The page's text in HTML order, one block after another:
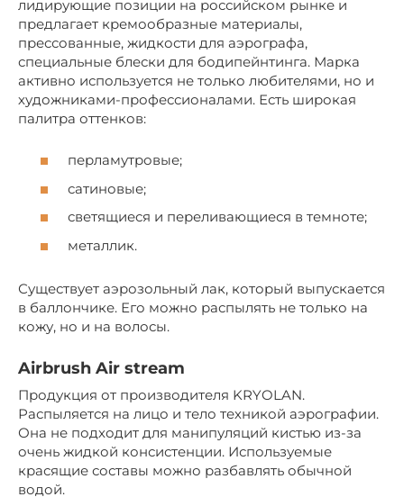
лидирующие позиции на российском рынке и
предлагает кремообразные материалы,
прессованные, жидкости для аэрографа,
специальные блески для бодипейнтинга. Марка
активно используется не только любителями, но и
художниками-профессионалами. Есть широкая
палитра оттенков:
перламутровые;
сатиновые;
светящиеся и переливающиеся в темноте;
металлик.
Существует аэрозольный лак, который выпускается
в баллончике. Его можно распылять не только на
кожу, но и на волосы.
Airbrush Air stream
Продукция от производителя KRYOLAN.
Распыляется на лицо и тело техникой аэрографии.
Она не подходит для манипуляций кистью из-за
очень жидкой консистенции. Используемые
красящие составы можно разбавлять обычной
водой.